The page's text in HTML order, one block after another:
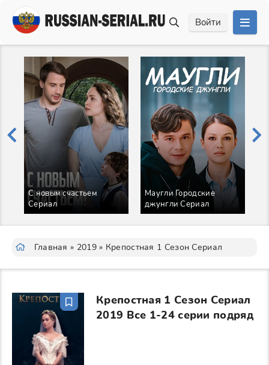
Войти
С новым счастьем
Сериал
Маугли Городские
джунгли Сериал
Главная » 2019» Крепостная 1 Сезон Сериал
Крепостная 1 Сезон Сериал
2019 Все 1-24 серии подряд